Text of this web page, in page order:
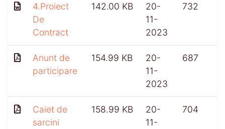
4.Proiect
De
Contract
142.00 KB
20-
11-
2023
732
Anunt de
participare
154.99 KB
20-
11-
2023
687
Caiet de
sarcini
158.99 KB
20-
11-
704